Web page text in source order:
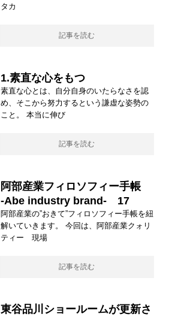
タカ
記事を読む
1.素直な心をもつ
素直な心とは、自分自身のいたらなさを認
め、そこから努力するという謙虚な姿勢の
こと。 本当に伸び
記事を読む
阿部産業フィロソフィー手帳
-Abe industry brand- 17
阿部産業の”おきて”フィロソフィー手帳を紐
解いていきます。 今回は、阿部産業クォリ
ティー 現場
記事を読む
東谷品川ショールームが更新さ